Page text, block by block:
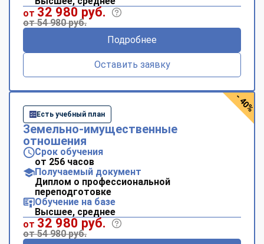
от 32 980 руб.
от 54 980 руб.
Подробнее
Оставить заявку
Есть учебный план
Земельно-имущественные
отношения
Срок обучения
от 256 часов
Получаемый документ
Диплом о профессиональной
переподготовке
Обучение на базе
Высшее, среднее
от 32 980 руб.
от 54 980 руб.
- 40%